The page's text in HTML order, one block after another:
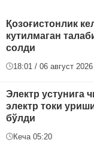
Қозоғистонлик
кутилмаган
солди
18:01 / 06 август 2026
Электр устунига
электр токи
бўлди
Кеча 05:20